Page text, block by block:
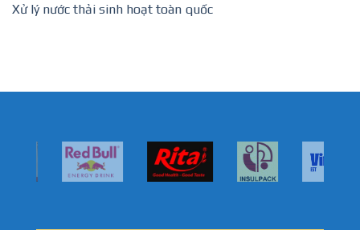
Xử lý nước thải sinh hoạt toàn quốc